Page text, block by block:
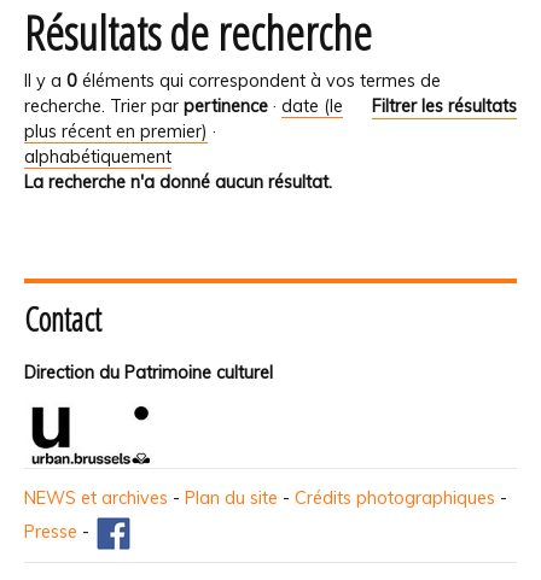
Résultats de recherche
Il y a 0 éléments qui correspondent à vos termes de
recherche.
Filtrer les résultats
Trier par pertinence · date (le
plus récent en premier) ·
alphabétiquement
La recherche n'a donné aucun résultat.
Contact
Direction du Patrimoine culturel
NEWS et archives - Plan du site - Crédits photographiques -
Presse -